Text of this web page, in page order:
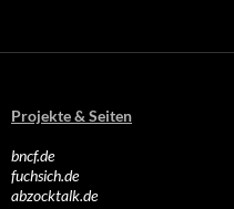
Projekte & Seiten
bncf.de
fuchsich.de
abzocktalk.de